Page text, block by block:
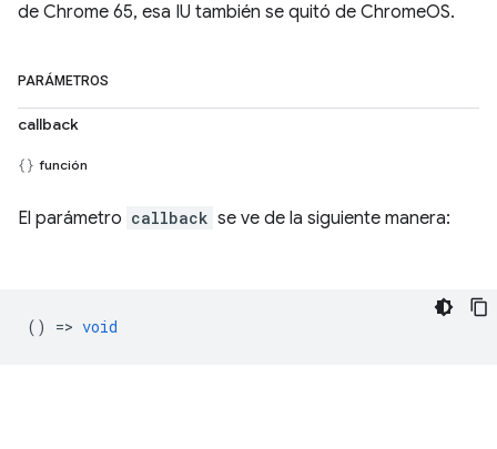
de Chrome 65, esa IU también se quitó de ChromeOS.
PARÁMETROS
callback
función
El parámetro callback se ve de la siguiente manera:
() => void